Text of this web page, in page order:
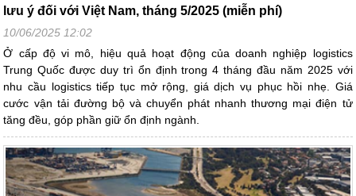
lưu ý đối với Việt Nam, tháng 5/2025 (miễn phí)
10/06/2025 12:02
Ở cấp độ vi mô, hiệu quả hoạt động của doanh nghiệp logistics
Trung Quốc được duy trì ổn định trong 4 tháng đầu năm 2025 với
nhu cầu logistics tiếp tục mở rộng, giá dịch vụ phục hồi nhẹ. Giá
cước vận tải đường bộ và chuyển phát nhanh thương mại điện tử
tăng đều, góp phần giữ ổn định ngành.